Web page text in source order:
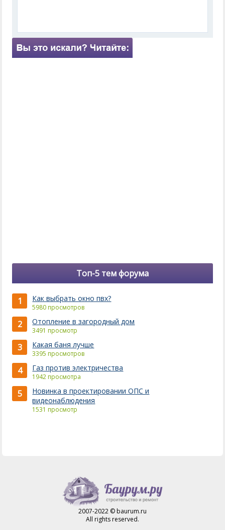
Топ-5 тем форума
1 Как выбрать окно пвх?
5980 просмотров
2 Отопление в загородный дом
3491 просмотр
3 Какая баня лучше
3395 просмотров
4 Газ против электричества
1942 просмотра
5
Новинка в проектировании ОПС и
видеонаблюдения
1531 просмотр
2007-2022 © baurum.ru
All rights reserved.